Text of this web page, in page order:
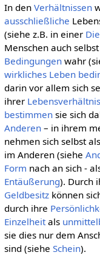
In den Verhältnissen
ausschließliche
(siehe z.B. in einer
Menschen auch
Bedingungenwahr
wirkliches Leben
darin vor allem sich
ihrer
bestimmensie sich
Anderen– in ihrem
nehmen sich selbst
im Anderen (siehe
Form nach an sich -
Entäußerung). Durch
Geldbesitzkönnen
durch ihre
Einzelheitals
sie dies nur dem
sind (siehe Schein).